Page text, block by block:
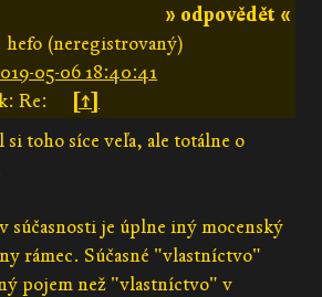
» odpovědět «
(neregistrovaný)
05-06 18:40:41
Re:
[↑]
si toho síce veľa, ale totálne o
súčasnosti je úplne iný mocenský
rámec. Súčasné "vlastníctvo"
pojem než "vlastníctvo" v